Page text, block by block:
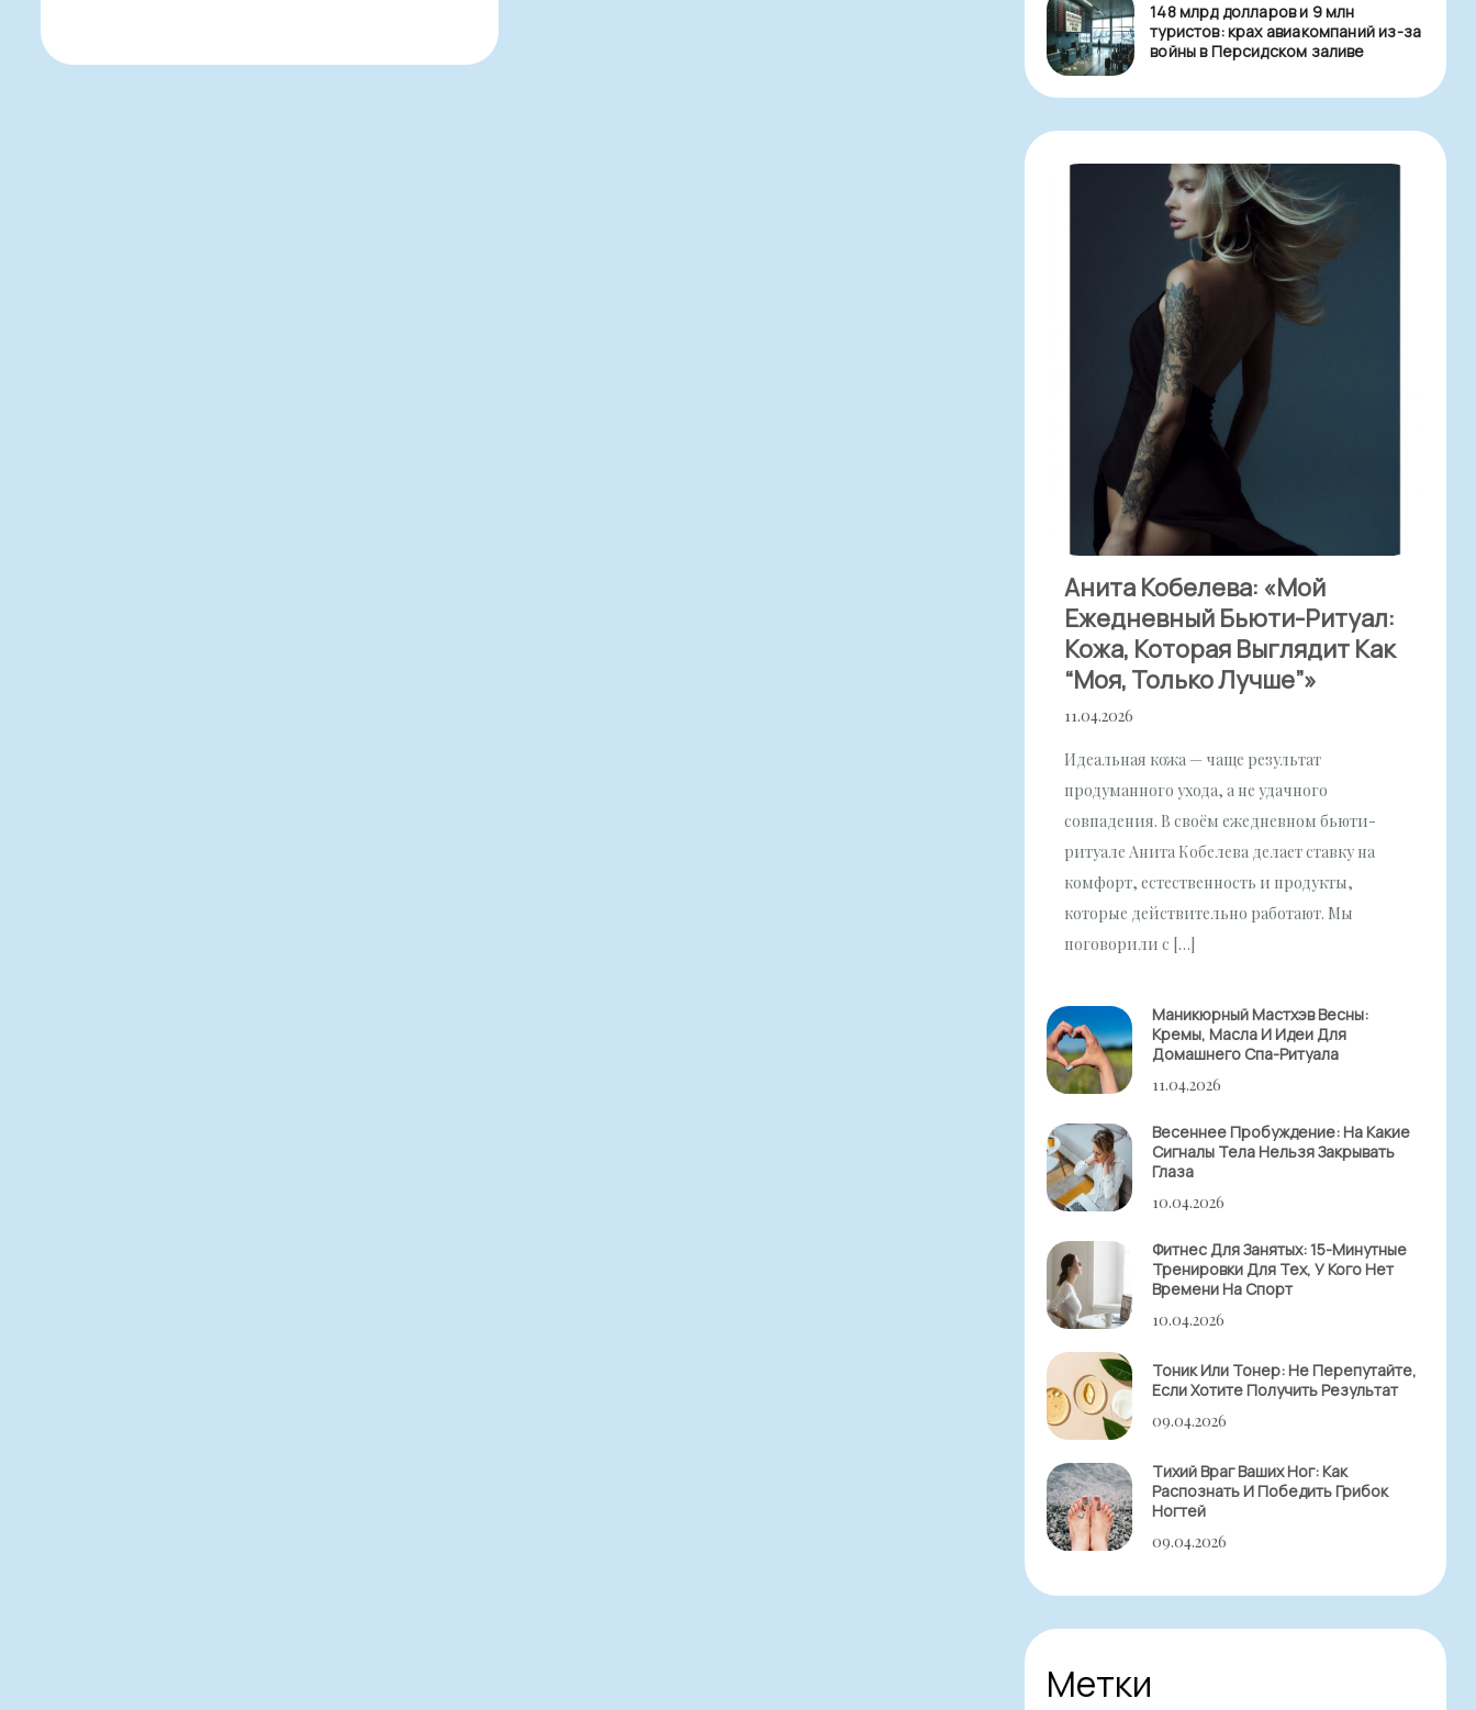
148 млрд долларов и 9 млн
туристов: крах авиакомпаний из-за
войны в Персидском заливе
Анита Кобелева: «Мой
Ежедневный Бьюти-Ритуал:
Кожа, Которая Выглядит Как
“моя, Только Лучше”»
11.04.2026
Идеальная кожа — чаще результат
продуманного ухода, а не удачного
совпадения. В своём ежедневном бьюти-
ритуале Анита Кобелева делает ставку на
комфорт, естественность и продукты,
которые действительно работают. Мы
поговорили с […]
Маникюрный Мастхэв Весны:
Кремы, Масла И Идеи Для
Домашнего Спа-Ритуала
11.04.2026
Весеннее Пробуждение: На Какие
Сигналы Тела Нельзя Закрывать
Глаза
10.04.2026
Фитнес Для Занятых: 15-Минутные
Тренировки Для Тех, У Кого Нет
Времени На Спорт
10.04.2026
Тоник Или Тонер: Не Перепутайте,
Если Хотите Получить Результат
09.04.2026
Тихий Враг Ваших Ног: Как
Распознать И Победить Грибок
Ногтей
09.04.2026
Метки